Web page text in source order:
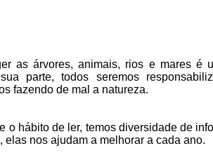
as árvores, animais, rios e mares é
parte, todos seremos
fazendo de mal a natureza.
o hábito de ler, temos diversidade de
nos ajudam a melhorar a cada ano.